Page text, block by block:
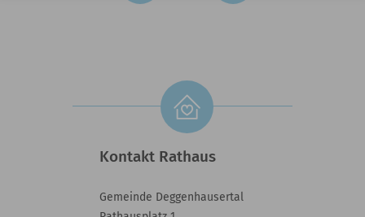
Kontakt Rathaus
Gemeinde Deggenhausertal